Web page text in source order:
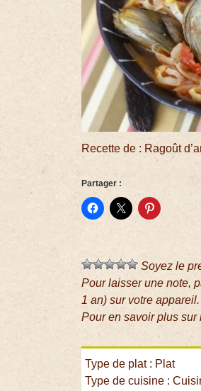
Recette de : Ragoût
Partager :
Soyez le
Pour laisser une note,
1 an) sur votre appareil.
Pour en savoir plus
Type de plat : Plat
Type de cuisine :